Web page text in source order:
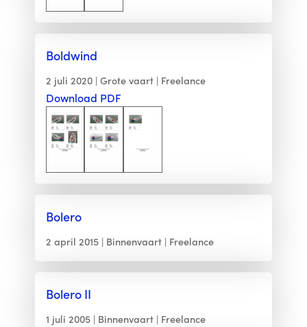
Boldwind
2 juli 2020 Grote vaart Freelance
Download PDF
Bolero
2 april 2015 Binnenvaart Freelance
Bolero II
1 juli 2005 Binnenvaart Freelance